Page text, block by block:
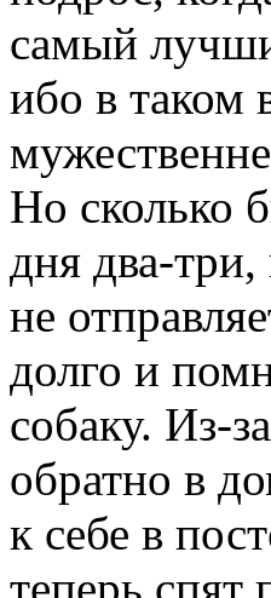
самый
ибо в таком
Но сколько
дня два-три,
не
долго и
собаку. Из-
обратно в
к себе в